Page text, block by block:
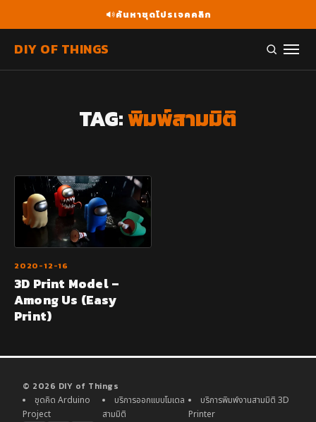
ค้นหาชุดโปรเจคคลิก
DIY OF THINGS
TAG:พิมพ์สามมิติ
2020-12-16
3D Print Model –
Among Us (Easy
Print)
© 2026 DIY of Things
ชุดคิด Arduino
Project
บริการออกแบบโมเดล
สามมิติ
บริการพิมพ์งานสามมิติ 3D
Printer